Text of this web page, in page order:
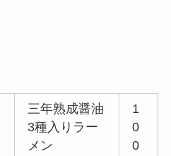
三年熟成醤油
3種入りラー
メン
1
0
0